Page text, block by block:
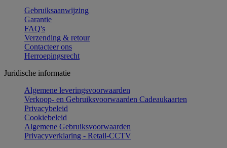
Gebruiksaanwijzing
Garantie
FAQ's
Verzending & retour
Contacteer ons
Herroepingsrecht
Juridische informatie
Algemene leveringsvoorwaarden
Verkoop- en Gebruiksvoorwaarden Cadeaukaarten
Privacybeleid
Cookiebeleid
Algemene Gebruiksvoorwaarden
Privacyverklaring - Retail-CCTV